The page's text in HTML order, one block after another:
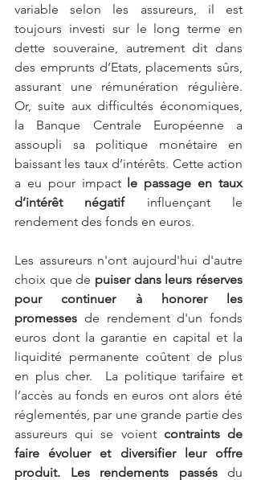
variable selon les assureurs, il est
toujours investi sur le long terme en
dette souveraine, autrement dit dans
des emprunts d’Etats, placements sûrs,
assurant une rémunération régulière.
Or, suite aux difficultés économiques,
la Banque Centrale Européenne a
assoupli sa politique monétaire en
baissant les taux d’intérêts. Cette action
a eu pour impact le passage en taux
d’intérêt négatif influençant le
rendement des fonds en euros.
Les assureurs n'ont aujourd'hui d'autre
choix que de puiser dans leurs réserves
pour continuer à honorer les
promesses de rendement d'un fonds
euros dont la garantie en capital et la
liquidité permanente coûtent de plus
en plus cher.  La politique tarifaire et
l’accès au fonds en euros ont alors été
réglementés, par une grande partie des
assureurs qui se voient contraints de
faire évoluer et diversifier leur offre
produit. Les rendements passés du